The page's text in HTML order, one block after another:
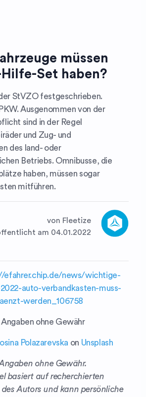
müssen
Set haben?
StVZO festgeschrieben.
Ausgenommen von der
sind in der Regel
und Zug- und
des land- oder
Betriebs. Omnibusse, die
haben, müssen sogar
mitführen.
von Fleetize
am 04.01.2022
efahrer.chip.de/news/wichtige-
auto-verbandkasten-muss-
werden_106758
ohne Gewähr
Polazarevska on Unsplash
ohne Gewähr.
basiert auf recherchierten
Autors und kann persönliche